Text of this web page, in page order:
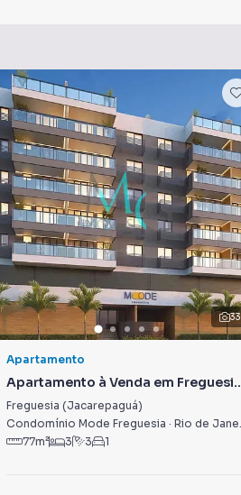
33
Apartamento
Apartamento à Venda em Freguesia
(Jacarepaguá)
Freguesia (Jacarepaguá)
Condomínio Mode Freguesia · Rio de Janeiro
77m² 3 3 1